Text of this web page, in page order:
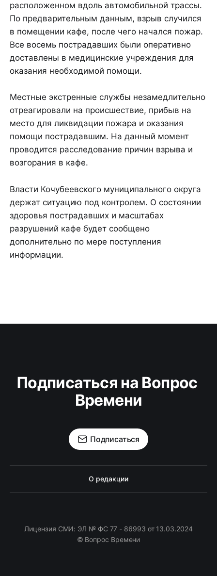
расположенном вдоль автомобильной трассы.
По предварительным данным, взрыв случился
в помещении кафе, после чего начался пожар.
Все восемь пострадавших были оперативно
доставлены в медицинские учреждения для
оказания необходимой помощи.
Местные экстренные службы незамедлительно
отреагировали на происшествие, прибыв на
место для ликвидации пожара и оказания
помощи пострадавшим. На данный момент
проводится расследование причин взрыва и
возгорания в кафе.
Власти Кочубеевского муниципального округа
держат ситуацию под контролем. О состоянии
здоровья пострадавших и масштабах
разрушений кафе будет сообщено
дополнительно по мере поступления
информации.
Подписаться на Вопрос
Времени
Подписаться
О редакции
Лицензия СМИ: ЭЛ № ФС 77 - 86993 от 13.03.2024
© Вопрос Времени